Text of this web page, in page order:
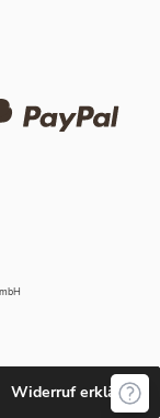
Widerruf erklären